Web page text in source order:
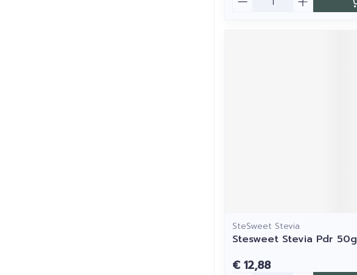
SteSweet Stevia
Stesweet Stevia Pdr 50g
€ 12,88